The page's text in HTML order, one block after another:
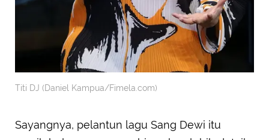
Titi DJ (Daniel Kampua/Fimela.com)
Sayangnya, pelantun lagu Sang Dewi itu